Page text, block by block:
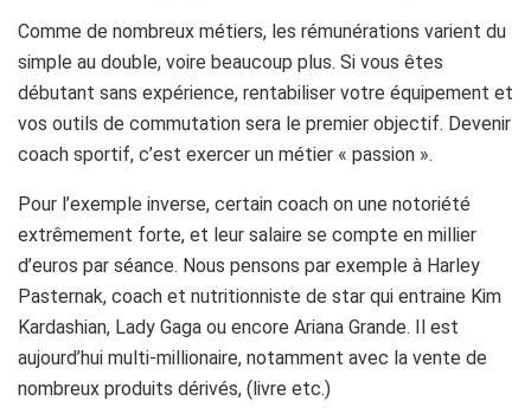
Comme de nombreux métiers, les rémunérations varient du
simple au double, voire beaucoup plus. Si vous êtes
débutant sans expérience, rentabiliser votre équipement et
vos outils de commutation sera le premier objectif. Devenir
coach sportif, c’est exercer un métier « passion ».
Pour l’exemple inverse, certain coach on une notoriété
extrêmement forte, et leur salaire se compte en millier
d’euros par séance. Nous pensons par exemple à Harley
Pasternak, coach et nutritionniste de star qui entraine Kim
Kardashian, Lady Gaga ou encore Ariana Grande. Il est
aujourd’hui multi-millionaire, notamment avec la vente de
nombreux produits dérivés, (livre etc.)